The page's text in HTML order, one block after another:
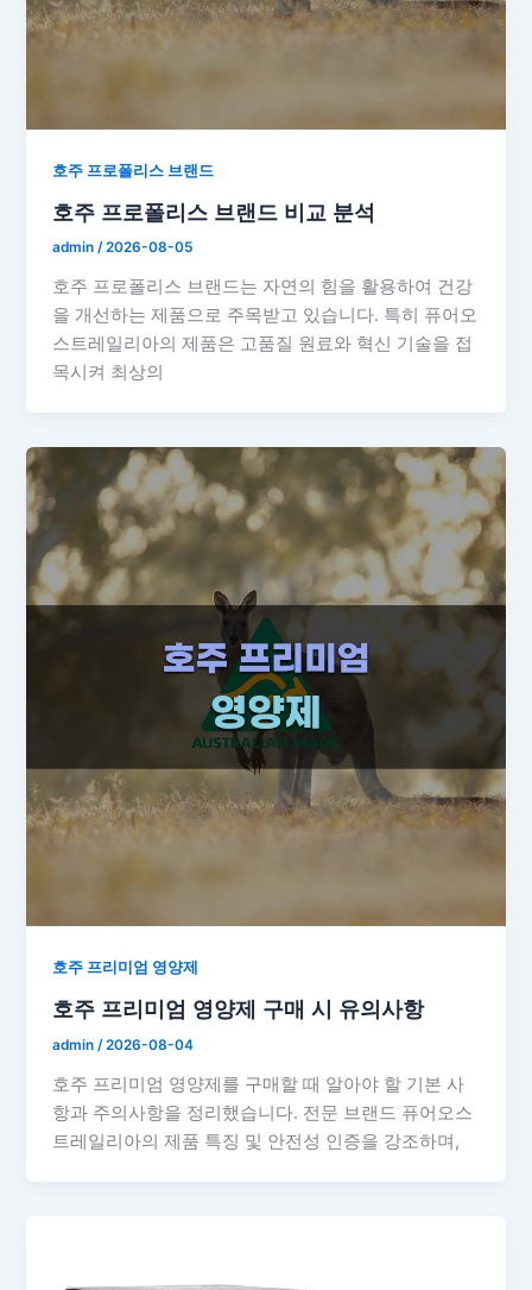
호주 프로폴리스 브랜드
호주 프로폴리스 브랜드 비교 분석
admin/2026-08-05
호주 프로폴리스 브랜드는 자연의 힘을 활용하여 건강
을 개선하는 제품으로 주목받고 있습니다. 특히 퓨어오
스트레일리아의 제품은 고품질 원료와 혁신 기술을 접
목시켜 최상의
호주 프리미엄 영양제
호주 프리미엄 영양제 구매 시 유의사항
admin/2026-08-04
호주 프리미엄 영양제를 구매할 때 알아야 할 기본 사
항과 주의사항을 정리했습니다. 전문 브랜드 퓨어오스
트레일리아의 제품 특징 및 안전성 인증을 강조하며,